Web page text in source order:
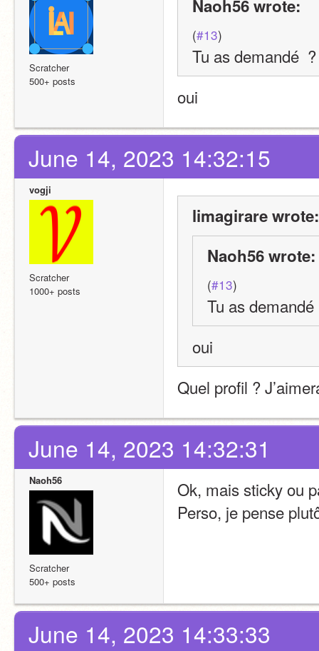
Scratcher
500+ posts
Naoh56 wrote:
(#13)
Tu as demandé  ?
oui
June 14, 2023 14:32:15
vogji
Scratcher
1000+ posts
limagirare wrote:
Naoh56 wrote:
(#13)
Tu as demandé
oui
Quel profil ?
June 14, 2023 14:32:31
Naoh56
Scratcher
500+ posts
Ok, mais sticky ou
Perso, je pense
June 14, 2023 14:33:33